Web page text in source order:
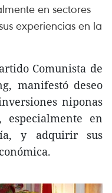
en sectores
experiencias en la
Comunista de
manifestó deseo
niponas
en
y adquirir sus